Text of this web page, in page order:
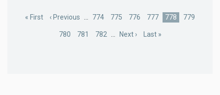
First
« First
Previous
‹ Previous … Page
774 Page
775 Page
776 Page
777
Current
778 Page
779
Page
780 Page
781 Page
782 …
Next
Next ›
Last
Last »